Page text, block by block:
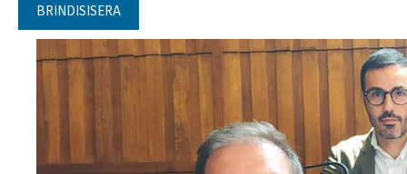
BRINDISISERA